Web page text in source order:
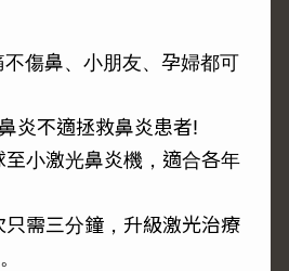
傷鼻、小朋友、孕婦都可
炎不適拯救鼻炎患者!
小激光鼻炎機，適合各年
需三分鐘，升級激光治療